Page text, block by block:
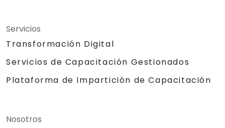
Servicios
Transformación Digital
Servicios de Capacitación Gestionados
Plataforma de Impartición de Capacitación
Nosotros